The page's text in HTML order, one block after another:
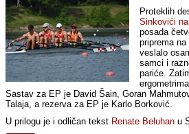
Proteklih
Sinkovići
posada
priprema
veslalo
samci i
pariće.
Sastav za EP je David Šain, Goran
Talaja, a rezerva za EP je Karlo Borković.
U prilogu je i odličan tekst Renate Beluhan u